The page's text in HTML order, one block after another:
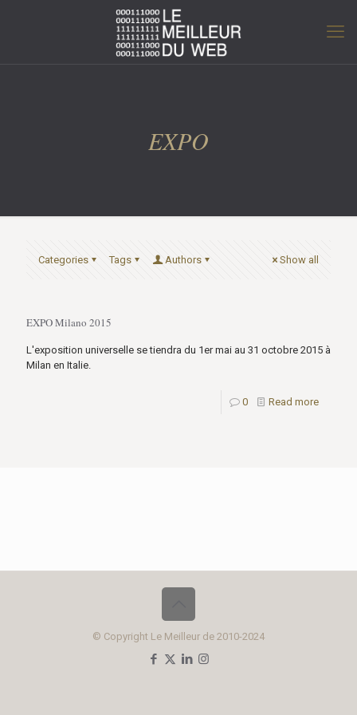
EXPO
Categories Tags Authors Show all
EXPO Milano 2015
L'exposition universelle se tiendra du 1er mai au 31 octobre 2015 à
Milan en Italie.
0 Read more
© Copyright Le Meilleur de 2010-2024